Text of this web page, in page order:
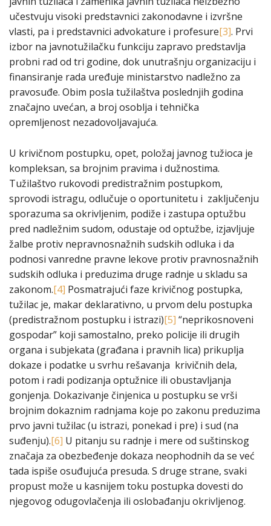
učestvuju visoki predstavnici zakonodavne i izvršne
vlasti, pa i predstavnici advokature i profesure[3]. Prvi
izbor na javnotužilačku funkciju zapravo predstavlja
probni rad od tri godine, dok unutrašnju organizaciju i
finansiranje rada uređuje ministarstvo nadležno za
pravosuđe. Obim posla tužilaštva poslednjih godina
značajno uvećan, a broj osoblja i tehnička
opremljenost nezadovoljavajuća.
U krivičnom postupku, opet, položaj javnog tužioca je
kompleksan, sa brojnim pravima i dužnostima.
Tužilaštvo rukovodi predistražnim postupkom,
sprovodi istragu, odlučuje o oportunitetu i zaključenju
sporazuma sa okrivljenim, podiže i zastupa optužbu
pred nadležnim sudom, odustaje od optužbe, izjavljuje
žalbe protiv nepravnosnažnih sudskih odluka i da
podnosi vanredne pravne lekove protiv pravnosnažnih
sudskih odluka i preduzima druge radnje u skladu sa
zakonom.[4] Posmatrajući faze krivičnog postupka,
tužilac je, makar deklarativno, u prvom delu postupka
(predistražnom postupku i istrazi)[5] “neprikosnoveni
gospodar” koji samostalno, preko policije ili drugih
organa i subjekata (građana i pravnih lica) prikuplja
dokaze i podatke u svrhu rešavanja krivičnih dela,
potom i radi podizanja optužnice ili obustavljanja
gonjenja. Dokazivanje činjenica u postupku se vrši
brojnim dokaznim radnjama koje po zakonu preduzima
prvo javni tužilac (u istrazi, ponekad i pre) i sud (na
suđenju).[6] U pitanju su radnje i mere od suštinskog
značaja za obezbeđenje dokaza neophodnih da se već
tada ispiše osuđujuća presuda. S druge strane, svaki
propust može u kasnijem toku postupka dovesti do
njegovog odugovlačenja ili oslobađanju okrivljenog.